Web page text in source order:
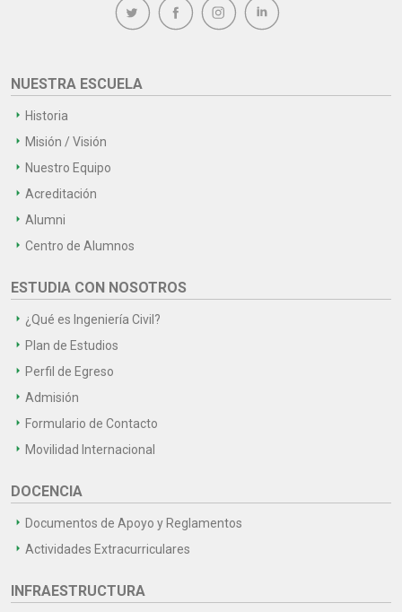
NUESTRA ESCUELA
Historia
Misión / Visión
Nuestro Equipo
Acreditación
Alumni
Centro de Alumnos
ESTUDIA CON NOSOTROS
¿Qué es Ingeniería Civil?
Plan de Estudios
Perfil de Egreso
Admisión
Formulario de Contacto
Movilidad Internacional
DOCENCIA
Documentos de Apoyo y Reglamentos
Actividades Extracurriculares
INFRAESTRUCTURA